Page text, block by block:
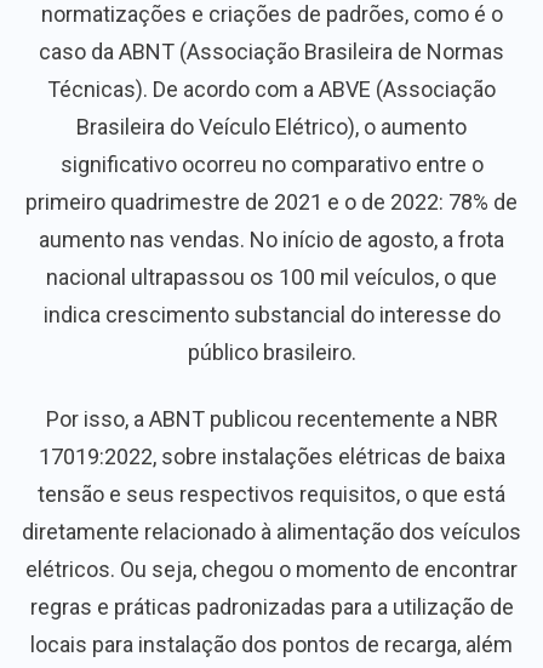
normatizações e criações de padrões, como é o
caso da ABNT (Associação Brasileira de Normas
Técnicas). De acordo com a ABVE (Associação
Brasileira do Veículo Elétrico), o aumento
significativo ocorreu no comparativo entre o
primeiro quadrimestre de 2021 e o de 2022: 78% de
aumento nas vendas. No início de agosto, a frota
nacional ultrapassou os 100 mil veículos, o que
indica crescimento substancial do interesse do
público brasileiro.
Por isso, a ABNT publicou recentemente a NBR
17019:2022, sobre instalações elétricas de baixa
tensão e seus respectivos requisitos, o que está
diretamente relacionado à alimentação dos veículos
elétricos. Ou seja, chegou o momento de encontrar
regras e práticas padronizadas para a utilização de
locais para instalação dos pontos de recarga, além